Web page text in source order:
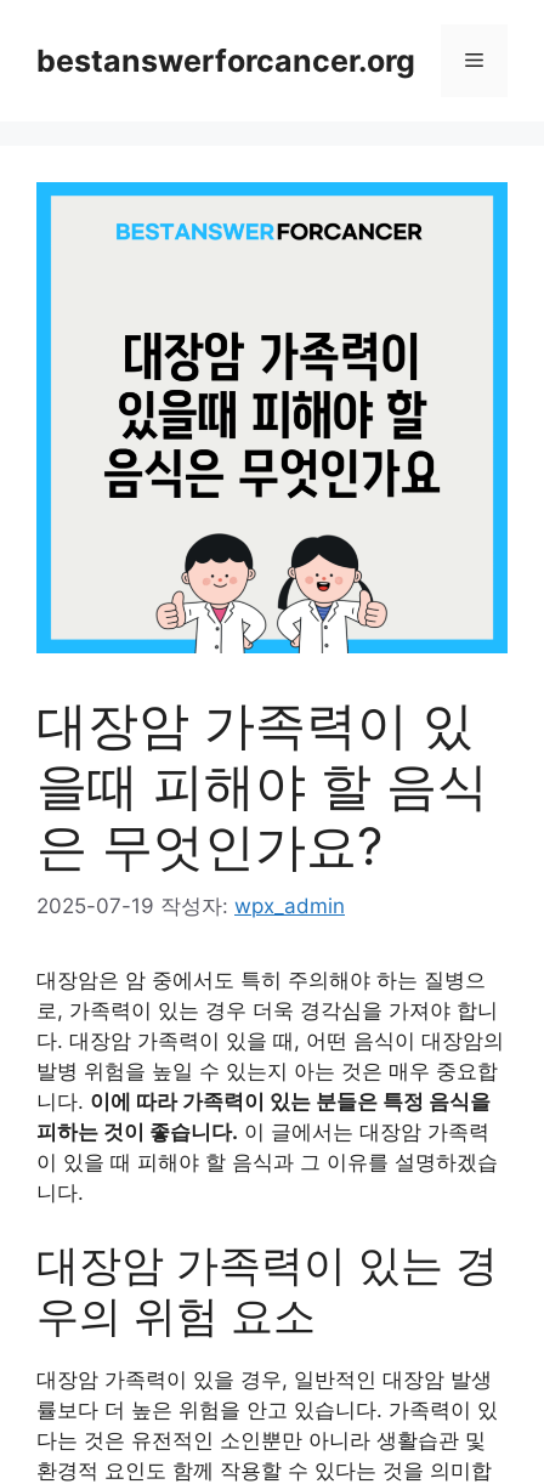
bestanswerforcancer.org 메
대장암 가족력이 있
을때 피해야 할 음식
은 무엇인가요?
2025-07-19 작성자: wpx_admin
대장암은 암 중에서도 특히 주의해야 하는 질병으
로, 가족력이 있는 경우 더욱 경각심을 가져야 합니
다. 대장암 가족력이 있을 때, 어떤 음식이 대장암의
발병 위험을 높일 수 있는지 아는 것은 매우 중요합
니다. 이에 따라 가족력이 있는 분들은 특정 음식을
피하는 것이 좋습니다. 이 글에서는 대장암 가족력
이 있을 때 피해야 할 음식과 그 이유를 설명하겠습
니다.
대장암 가족력이 있는 경
우의 위험 요소
대장암 가족력이 있을 경우, 일반적인 대장암 발생
률보다 더 높은 위험을 안고 있습니다. 가족력이 있
다는 것은 유전적인 소인뿐만 아니라 생활습관 및
환경적 요인도 함께 작용할 수 있다는 것을 의미합